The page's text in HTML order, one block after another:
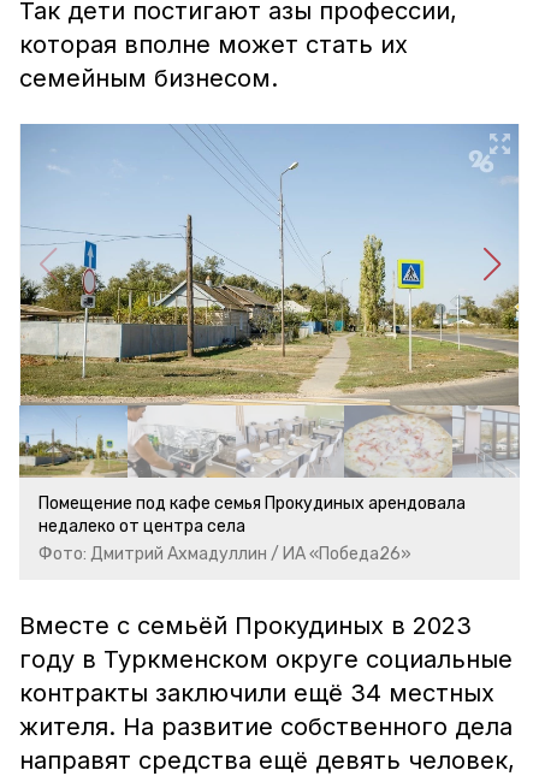
Так дети постигают азы профессии,
которая вполне может стать их
семейным бизнесом.
Помещение под кафе семья Прокудиных арендовала
недалеко от центра села
Фото: Дмитрий Ахмадуллин / ИА «Победа26»
Вместе с семьёй Прокудиных в 2023
году в Туркменском округе социальные
контракты заключили ещё 34 местных
жителя. На развитие собственного дела
направят средства ещё девять человек,